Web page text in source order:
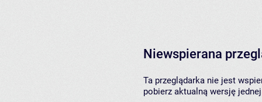
Niewspierana
Ta przeglądarka nie jest
pobierz aktualną wersję